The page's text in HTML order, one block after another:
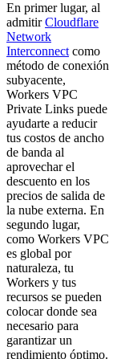
En primer lugar, al
admitirCloudflare
Network
Interconnect como
método de conexión
subyacente,
Workers VPC
Private Links puede
ayudarte a reducir
tus costos de ancho
de banda al
aprovechar el
descuento en los
precios de salida de
la nube externa. En
segundo lugar,
como Workers VPC
es global por
naturaleza, tu
Workers y tus
recursos se pueden
colocar donde sea
necesario para
garantizar un
rendimiento óptimo.